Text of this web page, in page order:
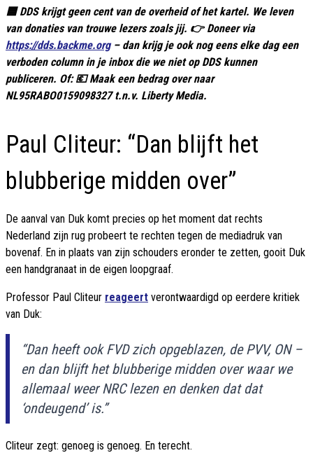
🟦 DDS krijgt geen cent van de overheid of het kartel. We leven
van donaties van trouwe lezers zoals jij. 👉 Doneer via
https://dds.backme.org– dan krijg je ook nog eens elke dag een
verboden column in je inbox die we niet op DDS kunnen
publiceren. Of: 💶 Maak een bedrag over naar
NL95RABO0159098327 t.n.v. Liberty Media.
Paul Cliteur: “Dan blijft het
blubberige midden over”
De aanval van Duk komt precies op het moment dat rechts
Nederland zijn rug probeert te rechten tegen de mediadruk van
bovenaf. En in plaats van zijn schouders eronder te zetten, gooit Duk
een handgranaat in de eigen loopgraaf.
Professor Paul Cliteur reageert verontwaardigd op eerdere kritiek
van Duk:
“Dan heeft ook FVD zich opgeblazen, de PVV, ON –
en dan blijft het blubberige midden over waar we
allemaal weer NRC lezen en denken dat dat
‘ondeugend’ is.”
Cliteur zegt: genoeg is genoeg. En terecht.